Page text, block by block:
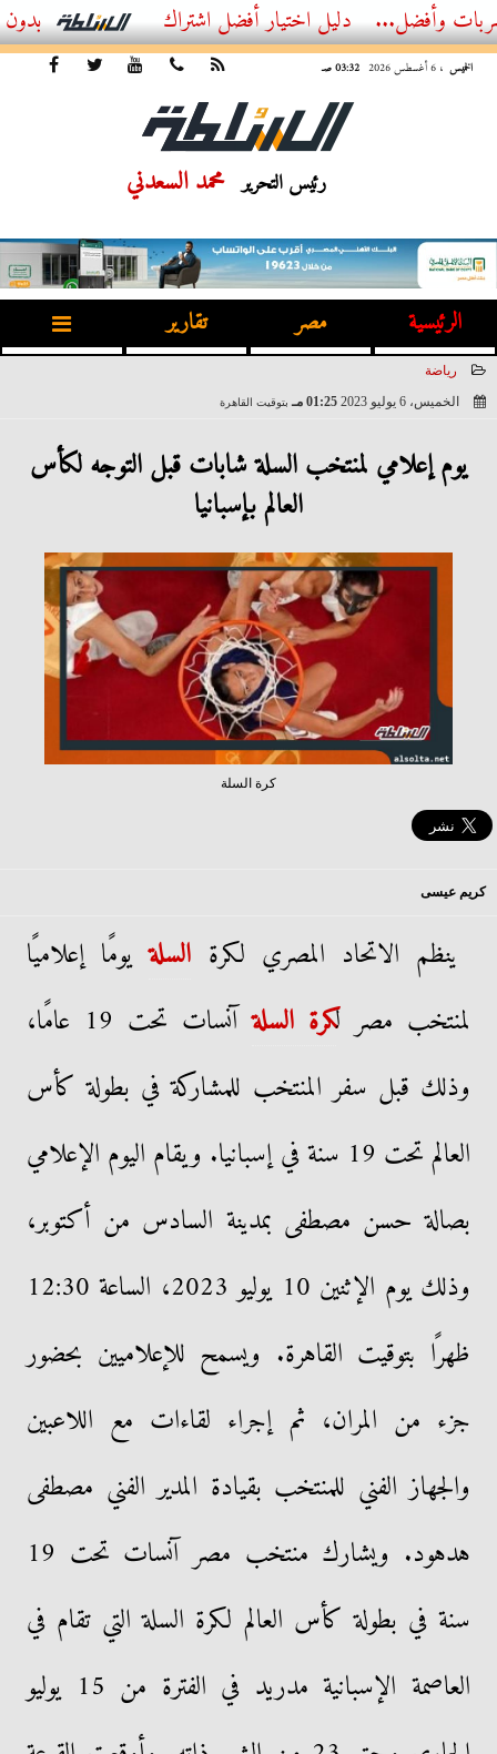
أفضل اشتراك IPTV بدون تقطيع 2026 – دليل المشاهد العصري
الخميس ، 6 أغسطس 2026 03:32 صـ
رئيس التحرير محمد السعدني
الرئيسية مصر تقارير
رياضة
الخميس، 6 يوليو 2023
01:25 مـ بتوقيت القاهرة
يوم إعلامي لمنتخب السلة شابات قبل التوجه لكأس
العالم بإسبانيا
كرة السلة
كريم عيسى
ينظم الاتحاد المصري لكرة السلةيومًا إعلاميًا
لمنتخب مصر لكرة السلة
آنسات تحت 19 عامًا،
وذلك قبل سفر المنتخب للمشاركة في بطولة كأس
العالم تحت 19 سنة في إسبانيا. ويقام اليوم الإعلامي
بصالة حسن مصطفى بمدينة السادس من أكتوبر،
وذلك يوم الإثنين 10 يوليو 2023، الساعة 12:30
ظهرًا بتوقيت القاهرة. ويسمح للإعلاميين بحضور
جزء من المران، ثم إجراء لقاءات مع اللاعبين
والجهاز الفني للمنتخب بقيادة المدير الفني مصطفى
هدهود. ويشارك منتخب مصر آنسات تحت 19
سنة في بطولة كأس العالم لكرة السلة التي تقام في
العاصمة الإسبانية مدريد في الفترة من 15 يوليو